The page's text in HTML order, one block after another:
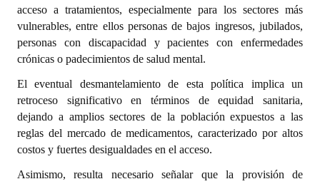
Actas de Audiencias Públicas
NORMATIVA
Comunicaciones
Declaraciones
Resoluciones
Resoluciones de Presidencia
acceso a tratamientos, especialmente para los sectores más
vulnerables, entre ellos personas de bajos ingresos, jubilados,
personas con discapacidad y pacientes con enfermedades
crónicas o padecimientos de salud mental.
El eventual desmantelamiento de esta política implica un
retroceso significativo en términos de equidad sanitaria,
dejando a amplios sectores de la población expuestos a las
reglas del mercado de medicamentos, caracterizado por altos
costos y fuertes desigualdades en el acceso.
Asimismo, resulta necesario señalar que la provisión de